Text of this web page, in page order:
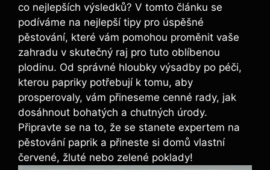
co nejlepších ⁤výsledků? V tomto článku‍ se
‍podíváme na nejlepší ​tipy pro úspěšné
pěstování,⁣ které vám pomohou ⁢proměnit vaše
zahradu v skutečný raj pro tuto oblíbenou
plodinu. Od správné hloubky výsadby po⁢ péči,
kterou papriky potřebují k tomu, aby
prosperovaly, vám přineseme⁣ cenné rady, jak‌
dosáhnout bohatých a chutných úrody.
Připravte se‌ na⁤ to, že se‍ stanete expertem⁣ na
pěstování ​paprik a přineste ⁤si domů ‍vlastní
červené, žluté ​nebo zelené poklady!